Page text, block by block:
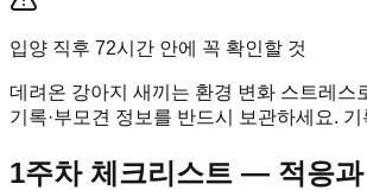
입양 직후 72시간 안에 꼭 확인할 것
데려온 강아지 새끼는 환경 변화 스트레스
기록·부모견 정보를 반드시 보관하세요.
1주차 체크리스트 — 적응